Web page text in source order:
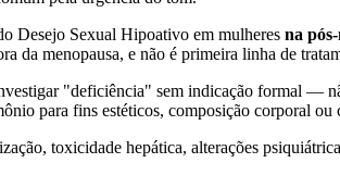
Desejo Sexual Hipoativo em mulheres na
da menopausa, e não é primeira linha de
"deficiência" sem indicação formal —
para fins estéticos, composição corporal ou
toxicidade hepática, alterações